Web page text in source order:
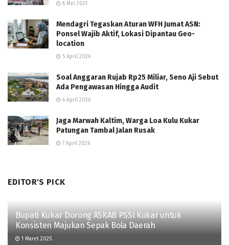
8 Mei 2021
Mendagri Tegaskan Aturan WFH Jumat ASN:
Ponsel Wajib Aktif, Lokasi Dipantau Geo-
location
5 April 2026
Soal Anggaran Rujab Rp25 Miliar, Seno Aji Sebut
Ada Pengawasan Hingga Audit
4 April 2026
Jaga Marwah Kaltim, Warga Loa Kulu Kukar
Patungan Tambal Jalan Rusak
7 April 2026
EDITOR'S PICK
Bupati Kukar Dorong ASKAB PSSI Kukar untuk
Konsisten Majukan Sepak Bola Daerah
1 Maret 2025